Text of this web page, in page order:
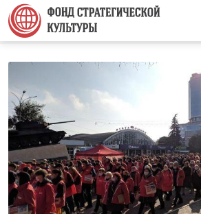
Перейти
основному
содержанию
Основная